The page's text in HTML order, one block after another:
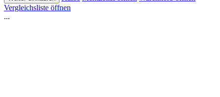
Vergleichsliste öffnen
...